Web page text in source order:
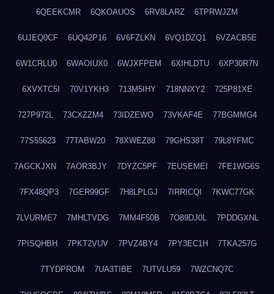
6QEEKCMR 6QKOAUOS 6RV8LARZ 6TPRWJZM
6UJEQ0CF 6UQ42P16 6V6FZLKN 6VQ1DZQ1 6VZACB5E
6W1CRLU0 6WAOIUX0 6WJXFPEM 6XIHLDTU 6XP30R7N
6XVXTC5I 70V1YKH3 713M5IHY 718NNXY2 725P81XE
727P972L 73CXZZM4 73IDZEWO 73VKAF4E 77BGMMG4
77S55623 77TABW20 78XWEZ88 79GHS38T 79L8YFMC
7AGCKJXN 7AOR3BJY 7DYZC5PF 7EUSEMEI 7FE1WG6S
7FX48QP3 7GER99GF 7H8LPLGJ 7IRRICQI 7KWC77GK
7LVURME7 7MHLTVDG 7MM4F50B 7O89DJ0L 7PDDGXNL
7PISQHBH 7PKT2VUV 7PVZ4BY4 7PY3EC1H 7TKA257G
7TYDPROM 7UA3TIBE 7UTVLU59 7WZCNQ7C